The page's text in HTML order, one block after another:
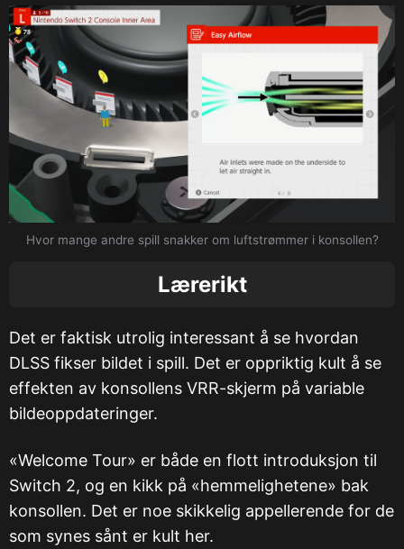
Hvor mange andre spill snakker om luftstrømmer i konsollen?
Lærerikt
Det er faktisk utrolig interessant å se hvordan
DLSS fikser bildet i spill. Det er oppriktig kult å se
effekten av konsollens VRR-skjerm på variable
bildeoppdateringer.
«Welcome Tour» er både en flott introduksjon til
Switch 2, og en kikk på «hemmelighetene» bak
konsollen. Det er noe skikkelig appellerende for de
som synes sånt er kult her.